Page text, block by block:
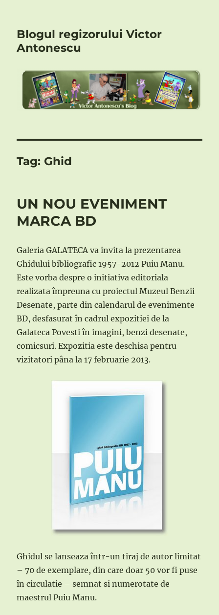
Blogul regizorului Victor
Antonescu
Tag: Ghid
UN NOU EVENIMENT
MARCA BD
Galeria GALATECA va invita la prezentarea
Ghidului bibliografic 1957-2012 Puiu Manu.
Este vorba despre o initiativa editoriala
realizata împreuna cu proiectul Muzeul Benzii
Desenate, parte din calendarul de evenimente
BD, desfasurat în cadrul expozitiei de la
Galateca Povesti în imagini, benzi desenate,
comicsuri. Expozitia este deschisa pentru
vizitatori pâna la 17 februarie 2013.
Ghidul se lanseaza într-un tiraj de autor limitat
– 70 de exemplare, din care doar 50 vor fi puse
în circulatie – semnat si numerotate de
maestrul Puiu Manu.